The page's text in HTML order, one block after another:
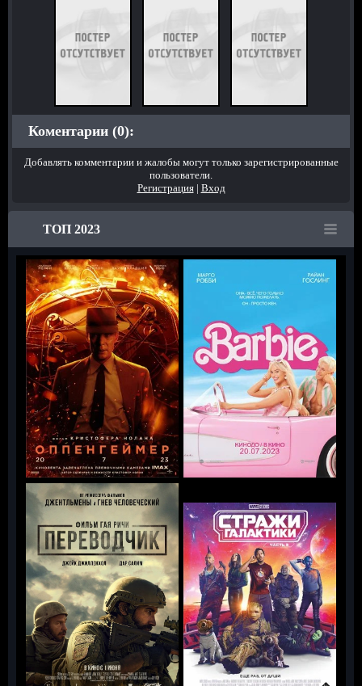
Коментарии (0):
Добавлять комментарии и жалобы могут только зарегистрированные
пользователи.
Регистрация| Вход
ТОП 2023